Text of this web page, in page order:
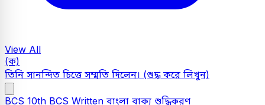
View All
(ক)
তিনি সানন্দিত চিত্তে সম্মতি দিলেন। (শুদ্ধ করে লিখুন)
BCS 10th BCS Written বাংলা বাক্য শুদ্ধিকরণ